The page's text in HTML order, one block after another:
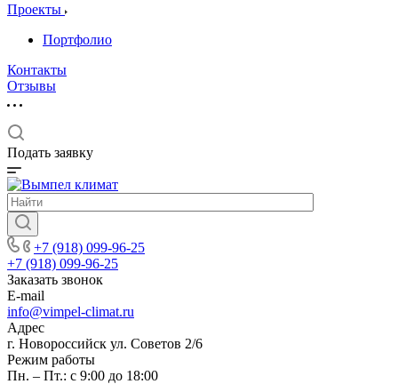
Проекты
Портфолио
Контакты
Отзывы
Подать заявку
+7 (918) 099-96-25
+7 (918) 099-96-25
Заказать звонок
E-mail
info@vimpel-climat.ru
Адрес
г. Новороссийск ул. Советов 2/6
Режим работы
Пн. – Пт.: с 9:00 до 18:00